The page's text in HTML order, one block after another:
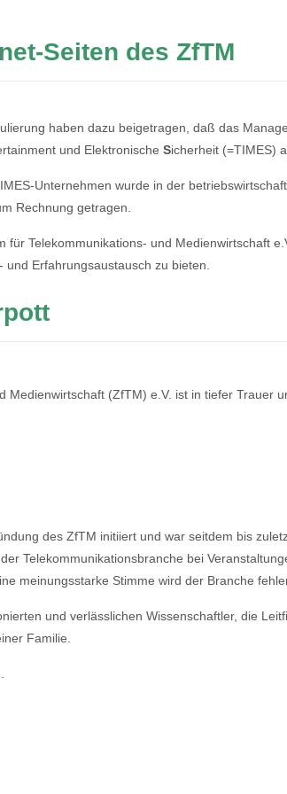
Seiten des ZfTM
haben dazu beigetragen, daß das
und Elektronische Sicherheit (=TIMES)
Unternehmen wurde in der
Rechnung getragen.
Telekommunikations- und Medienwirtschaft
Erfahrungsaustausch zu bieten.
Medienwirtschaft (ZfTM) e.V. ist in tiefer Trauer
des ZfTM initiiert und war seitdem bis
Telekommunikationsbranche bei
meinungsstarke Stimme wird der Branche
und verlässlichen Wissenschaftler, die
Familie.